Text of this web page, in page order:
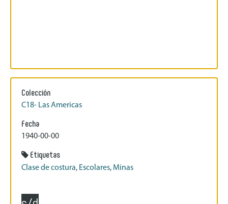
Colección
C18- Las Americas
Fecha
1940-00-00
Etiquetas
Clase de costura, Escolares, Minas